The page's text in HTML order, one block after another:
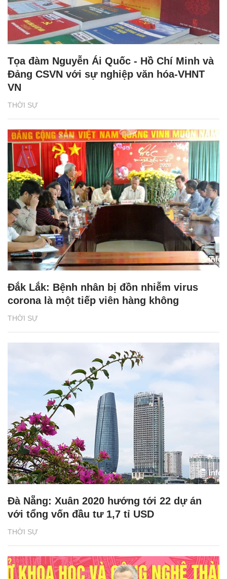
THỜI SỰ
Tọa đàm Nguyễn Ái Quốc - Hồ Chí Minh và
Đảng CSVN với sự nghiệp văn hóa-VHNT
VN
THỜI SỰ
Đắk Lắk: Bệnh nhân bị đồn nhiễm virus
corona là một tiếp viên hàng không
THỜI SỰ
Đà Nẵng: Xuân 2020 hướng tới 22 dự án
với tổng vốn đầu tư 1,7 tỉ USD